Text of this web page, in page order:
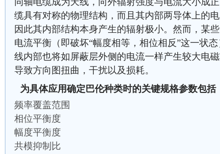
缆具有对称的物理结构，而且其内部两导体上的
因此其内部结构本身产生的辐射极小。然而，某
电流平衡（即破坏“幅度相等，相位相反”这一状
线内部也将如屏蔽层外侧的电流一样产生较大电
导致方向图扭曲，干扰以及损耗。
为具体应用确定巴伦种类时的关键规格参数包括
频率覆盖范围
相位平衡度
幅度平衡度
共模抑制比